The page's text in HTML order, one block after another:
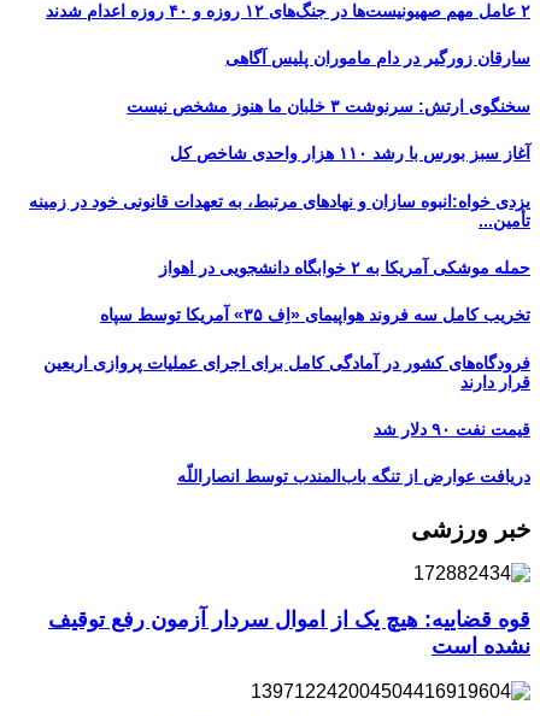
۲ عامل مهم صهیونیست‌ها در جنگ‌های ۱۲ روزه و ۴۰ روزه اعدام شدند
سارقان زورگیر در دام ماموران پلیس آگاهی
سخنگوی ارتش: سرنوشت ۳ خلبان ما هنوز مشخص نیست
آغاز سبز بورس با رشد ۱۱۰ هزار واحدی شاخص کل
یزدی خواه:انبوه سازان و نهادهای مرتبط، به تعهدات قانونی خود در زمینه
تأمین...
حمله موشکی آمریکا به ۲ خوابگاه دانشجویی در اهواز
تخریب کامل سه فروند هواپیمای «اِف ۳۵» آمریکا توسط سپاه
فرودگاه‌های کشور در آمادگی کامل برای اجرای عملیات پروازی اربعین
قرار دارند
قیمت نفت ۹۰ دلار شد
دریافت عوارض از تنگه باب‌المندب توسط انصاراللّه
خبر ورزشی
قوه قضاییه: هیچ یک از اموال سردار آزمون رفع توقیف
نشده است